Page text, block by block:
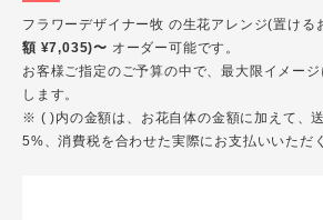
フラワーデザイナー牧 の生花アレンジ(置け
額 ¥7,035)〜 オーダー可能です。
お客様ご指定のご予算の中で、最大限イメー
します。
※ ( )内の金額は、お花自体の金額に加えて、
5%、消費税を合わせた実際にお支払いいただ